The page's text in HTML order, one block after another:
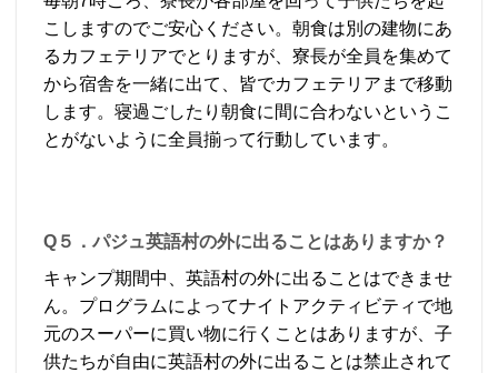
こしますのでご安心ください。朝食は別の建物にあ
るカフェテリアでとりますが、寮長が全員を集めて
から宿舎を一緒に出て、皆でカフェテリアまで移動
します。寝過ごしたり朝食に間に合わないというこ
とがないように全員揃って行動しています。
Q５．パジュ英語村の外に出ることはありますか？
キャンプ期間中、英語村の外に出ることはできませ
ん。プログラムによってナイトアクティビティで地
元のスーパーに買い物に行くことはありますが、子
供たちが自由に英語村の外に出ることは禁止されて